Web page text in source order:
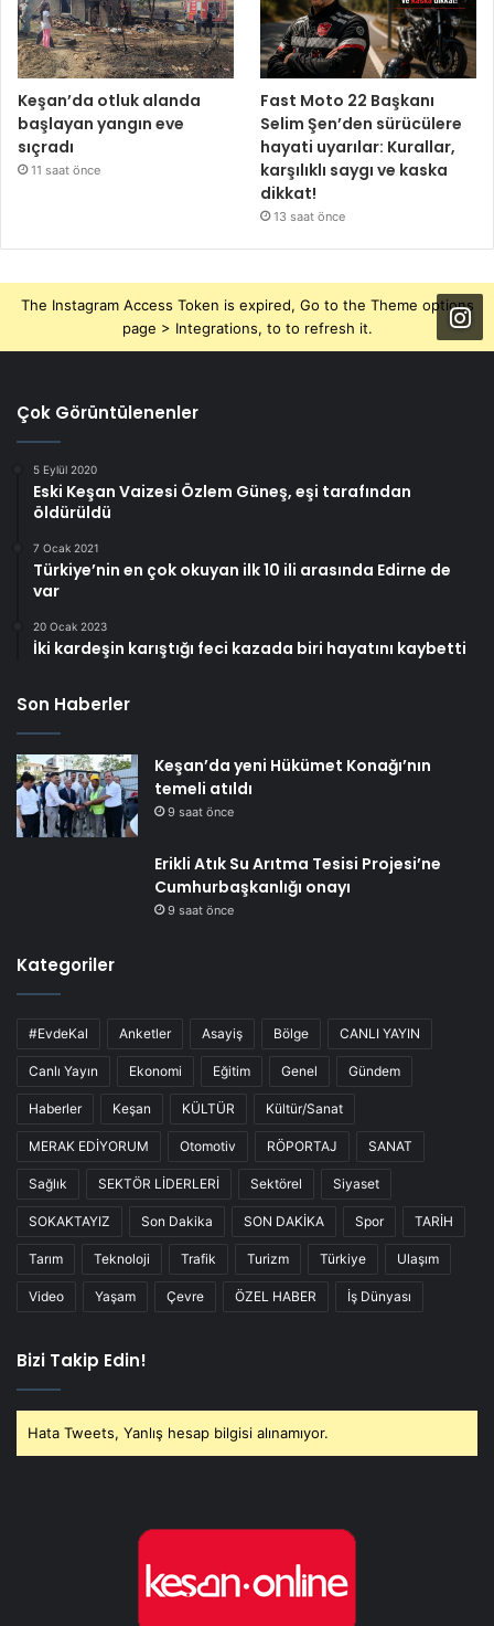
Keşan’da otluk alanda
başlayan yangın eve
sıçradı
11 saat önce
Fast Moto 22 Başkanı
Selim Şen’den sürücülere
hayati uyarılar: Kurallar,
karşılıklı saygı ve kaska
dikkat!
13 saat önce
The Instagram Access Token is expired, Go to the Theme options
page > Integrations, to to refresh it.
Çok Görüntülenenler
5 Eylül 2020
Eski Keşan Vaizesi Özlem Güneş, eşi tarafından
öldürüldü
7 Ocak 2021
Türkiye’nin en çok okuyan ilk 10 ili arasında Edirne de
var
20 Ocak 2023
İki kardeşin karıştığı feci kazada biri hayatını kaybetti
Son Haberler
Keşan’da yeni Hükümet Konağı’nın
temeli atıldı
9 saat önce
Erikli Atık Su Arıtma Tesisi Projesi’ne
Cumhurbaşkanlığı onayı
9 saat önce
Kategoriler
#EvdeKal Anketler Asayiş Bölge CANLI YAYIN
Canlı Yayın Ekonomi Eğitim Genel Gündem
Haberler Keşan KÜLTÜR Kültür/Sanat
MERAK EDİYORUM Otomotiv RÖPORTAJ SANAT
Sağlık SEKTÖR LİDERLERİ Sektörel Siyaset
SOKAKTAYIZ Son Dakika SON DAKİKA Spor TARİH
Tarım Teknoloji Trafik Turizm Türkiye Ulaşım
Video Yaşam Çevre ÖZEL HABER İş Dünyası
Bizi Takip Edin!
Hata Tweets, Yanlış hesap bilgisi alınamıyor.